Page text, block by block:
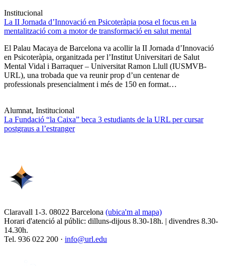
Institucional
La II Jornada d’Innovació en Psicoteràpia posa el focus en la
mentalització com a motor de transformació en salut mental
El Palau Macaya de Barcelona va acollir la II Jornada d’Innovació
en Psicoteràpia, organitzada per l’Institut Universitari de Salut
Mental Vidal i Barraquer – Universitat Ramon Llull (IUSMVB-
URL), una trobada que va reunir prop d’un centenar de
professionals presencialment i més de 150 en format…
Alumnat, Institucional
La Fundació “la Caixa” beca 3 estudiants de la URL per cursar
postgraus a l’estranger
Claravall 1-3. 08022 Barcelona (ubica'm al mapa)
Horari d'atenció al públic: dilluns-dijous 8.30-18h. | divendres 8.30-
14.30h.
Tel. 936 022 200 · info@url.edu